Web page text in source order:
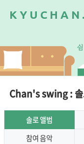
K Y U C H A N .
쉼
Chan's swing : 솔
솔로 앨범
참여 음악